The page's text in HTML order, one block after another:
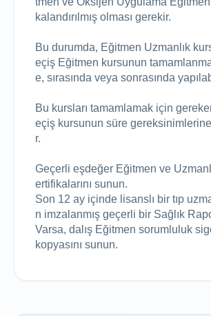
kalandırılmış olması gerekir.
Bu durumda, Eğitmen Uzmanlık
eçiş Eğitmen kursunun
e, sırasında veya sonrasında
Bu kursları tamamlamak için
eçiş kursunun süre
r.
Geçerli eşdeğer Eğitmen ve
ertifikalarını sunun.
Son 12 ay içinde lisanslı bir tıp
n imzalanmış geçerli bir Sağlık
Varsa, dalış Eğitmen sorumluluk
kopyasını sunun.